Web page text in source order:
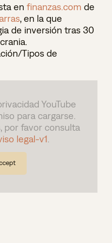
en finanzas.com de
, en la que
de inversión tras 30
Tipos de
YouTube
para cargarse.
por favor consulta
legal-v1.